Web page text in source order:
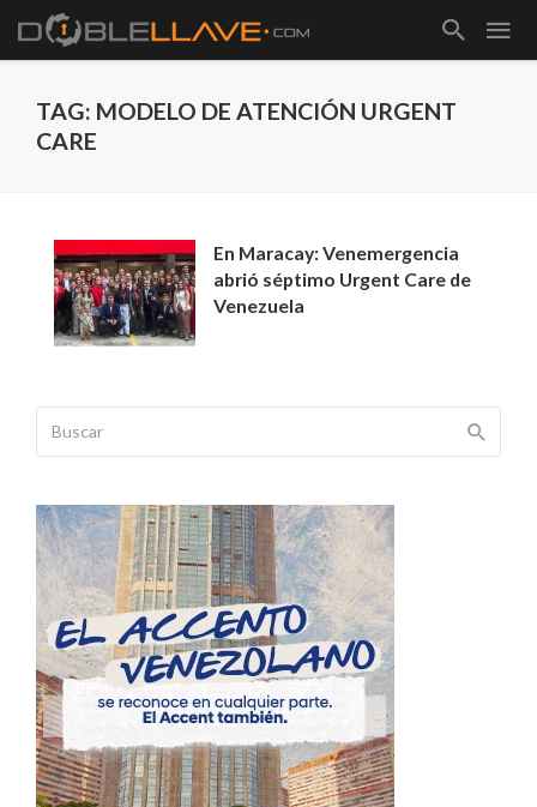
TAG: MODELO DE ATENCIÓN URGENT
CARE
En Maracay: Venemergencia
abrió séptimo Urgent Care de
Venezuela